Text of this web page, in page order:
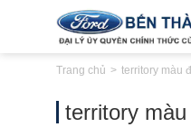
Trang chủ territory màu
territory